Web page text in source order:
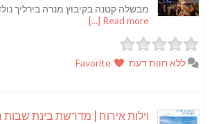
מבשלה קטנה בקיבוץ מנרה בירליך
Read more [...]
ללא חוות דעת
וילות אירוח | מדרשת בינת